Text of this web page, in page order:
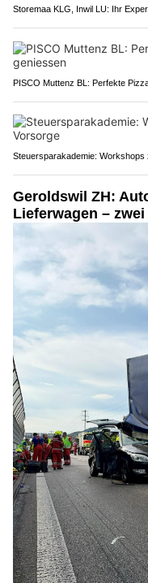
Storemaa KLG, Inwil LU: Ihr
PISCO Muttenz BL: Perfekte
Steuersparakademie:
Geroldswil ZH:
Lieferwagen –